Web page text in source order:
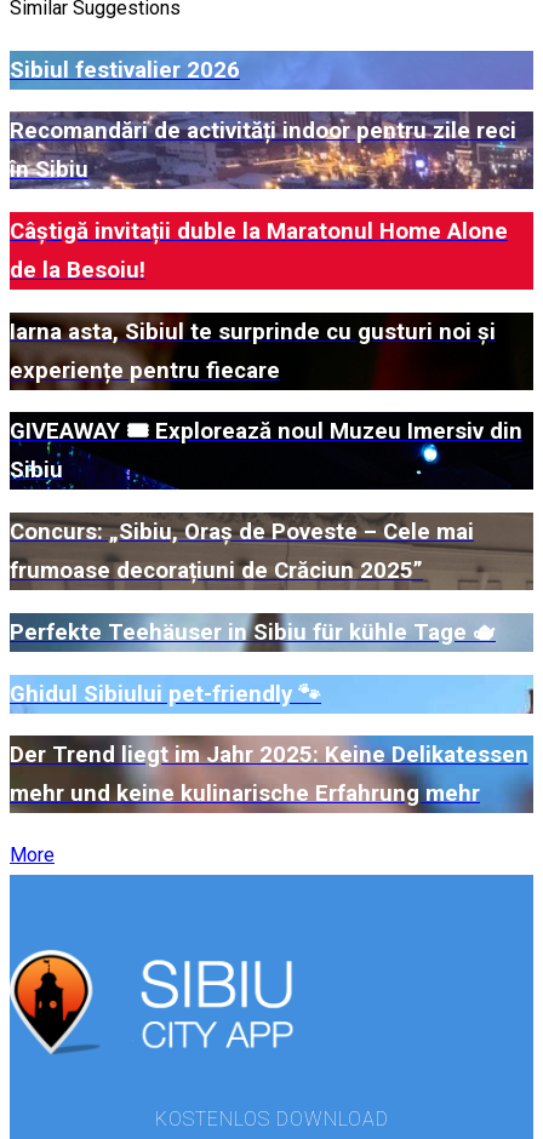
Similar Suggestions
Sibiul festivalier 2026
Recomandări de activități indoor pentru zile reci
în Sibiu
Câștigă invitații duble la Maratonul Home Alone
de la Besoiu!
Iarna asta, Sibiul te surprinde cu gusturi noi și
experiențe pentru fiecare
GIVEAWAY 🎟️ Explorează noul Muzeu Imersiv din
Sibiu
Concurs: „Sibiu, Oraș de Poveste – Cele mai
frumoase decorațiuni de Crăciun 2025”
Perfekte Teehäuser in Sibiu für kühle Tage 🫖
Ghidul Sibiului pet-friendly 🐾
Der Trend liegt im Jahr 2025: Keine Delikatessen
mehr und keine kulinarische Erfahrung mehr
More
KOSTENLOS DOWNLOAD